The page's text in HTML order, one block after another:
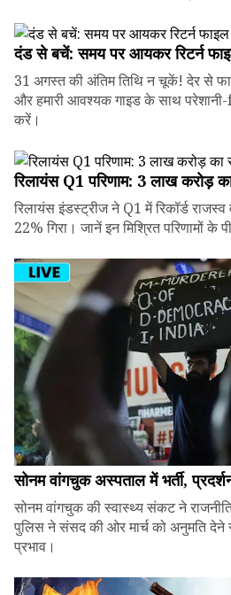
दंड से बचें: समय पर आयकर रिटर्न
31 अगस्त की अंतिम तिथि न चूकें! देर से
और हमारी आवश्यक गाइड के साथ
करें।
रिलायंस Q1 परिणाम: ₹3 लाख करोड़
रिलायंस इंडस्ट्रीज ने Q1 में रिकॉर्ड राजस्व
22% गिरा। जानें इन मिश्रित परिणामों के
सोनम वांगचुक अस्पताल में भर्ती,
सोनम वांगचुक की स्वास्थ्य संकट ने
पुलिस ने संसद की ओर मार्च को अनुमति
प्रभाव।